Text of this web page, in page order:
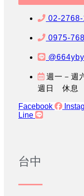
02-
0975-
週一－週
週日 休息
Facebook
Line
台中